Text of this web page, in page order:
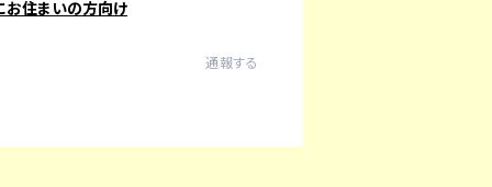
お住まいの方向け
通報する